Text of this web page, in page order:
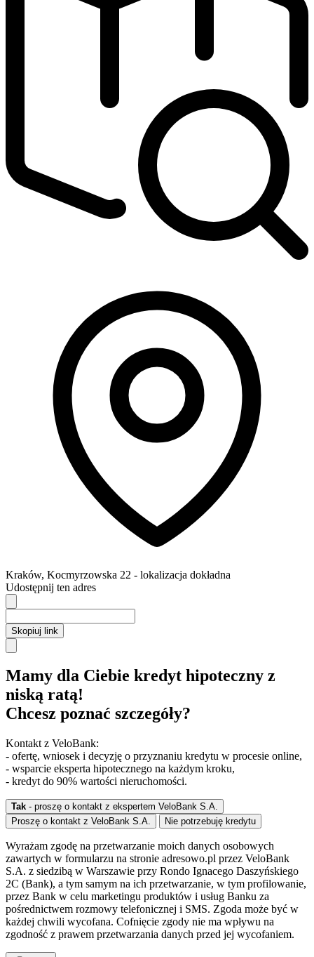
Kraków, Kocmyrzowska 22 - lokalizacja dokładna
Udostępnij ten adres
Skopiuj link
Mamy dla Ciebie kredyt hipoteczny z
niską ratą!
Chcesz poznać szczegóły?
Kontakt z VeloBank:
- ofertę, wniosek i decyzję o przyznaniu kredytu w procesie online,
- wsparcie eksperta hipotecznego na każdym kroku,
- kredyt do 90% wartości nieruchomości.
Tak - proszę o kontakt z ekspertem VeloBank S.A.
Proszę o kontakt z VeloBank S.A.
Nie potrzebuję kredytu
Wyrażam zgodę na przetwarzanie moich danych osobowych
zawartych w formularzu na stronie adresowo.pl przez VeloBank
S.A. z siedzibą w Warszawie przy Rondo Ignacego Daszyńskiego
2C (Bank), a tym samym na ich przetwarzanie, w tym profilowanie,
przez Bank w celu marketingu produktów i usług Banku za
pośrednictwem rozmowy telefonicznej i SMS. Zgoda może być w
każdej chwili wycofana. Cofnięcie zgody nie ma wpływu na
zgodność z prawem przetwarzania danych przed jej wycofaniem.